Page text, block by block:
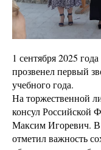
1 сентября 2025
прозвенел первый
учебного года.
На торжественной
консул Российской
Максим Игоревич. В
отметил важность